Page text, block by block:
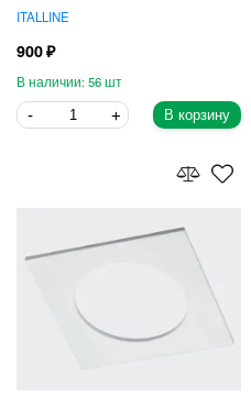
ITALLINE
900
56
В корзину